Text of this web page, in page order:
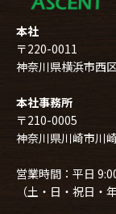
本社
〒220-0011
神奈川県横浜市西
本社事務所
〒210-0005
神奈川県川崎市川
営業時間：平日
（土・日・祝日・